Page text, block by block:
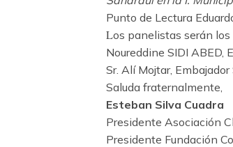
Punto de Lectura
Los panelistas serán los
Noureddine SIDI ABED,
Sr. Alí Mojtar,
Saluda fraternalmente,
Esteban Silva Cuadra
Presidente Asociación
Presidente Fundación